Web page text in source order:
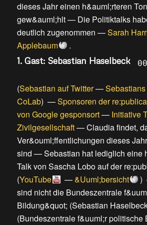
dieses Jahr einen h&auml;rteren Ton
gew&auml;hlt— Die Politiktalks
deutlich zugenommen —Sarah
Applebaum
.
1. Gast: Sebastian Haselbeck
(Sebastian auf Twitter—
CoLab) —Sponsoren der re:publica
von Google gesponsort— Initiative
Zivilgesellschaft—Claudia findet,
Ver&ouml;ffentlichungen dieses
sind —Sebastian hat lediglich eine
Talk von Sascha Lobo auf der
(YouTube —&Uuml;bersicht )
sind nicht die Bundeszentrale
Bildung&quot; (Sebastian
(Bundeszentrale f&uuml;r politische